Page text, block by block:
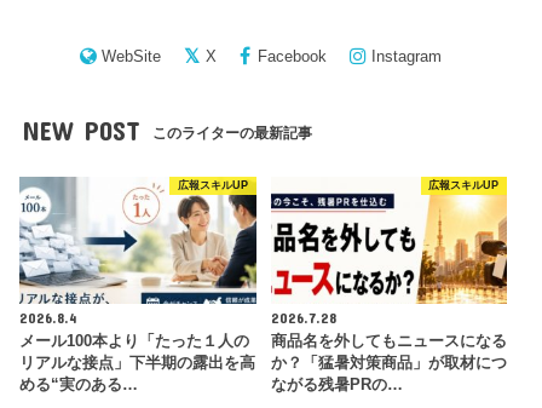
WebSite X Facebook Instagram
NEW POST このライターの最新記事
広報スキルUP
2026.8.4
メール100本より「たった１人の
リアルな接点」下半期の露出を高
める“実のある…
広報スキルUP
2026.7.28
商品名を外してもニュースになる
か？「猛暑対策商品」が取材につ
ながる残暑PRの…